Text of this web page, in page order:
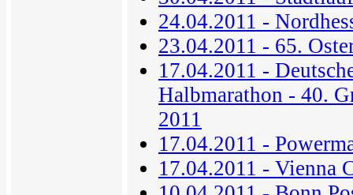
24.04.2011 -
23.04.2011 - 65.
17.04.2011 -
Halbmarathon - 40.
2011
17.04.2011 -
17.04.2011 - Vienna